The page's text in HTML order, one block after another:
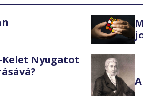
Kelet Nyugatot